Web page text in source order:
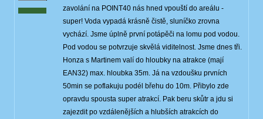
zavolání na POINT40 nás hned vpouští do areálu -
super! Voda vypadá krásně čistě, sluníčko zrovna
vychází. Jsme úplně první potápěči na lomu pod vodou.
Pod vodou se potvrzuje skvělá viditelnost. Jsme dnes tři.
Honza s Martinem valí do hloubky na atrakce (mají
EAN32) max. hloubka 35m. Já na vzdoušku prvních
50min se poflakuju podél břehu do 10m. Přibylo zde
opravdu spousta super atrakcí. Pak beru skůtr a jdu si
zajezdit po vzdálenějších a hlubších atrakcích do